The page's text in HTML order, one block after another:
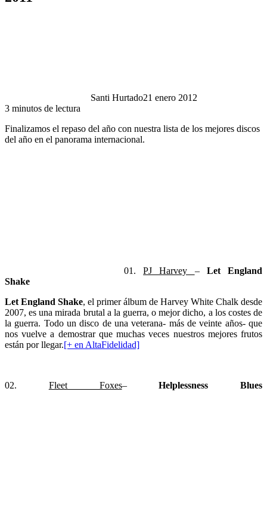
Santi Hurtado21 enero 2012
3 minutos de lectura
Finalizamos el repaso del año con nuestra lista de los mejores discos
del año en el panorama internacional.
01.PJ Harvey – Let England
Shake
Let England Shake, el primer álbum de Harvey White Chalk desde
2007, es una mirada brutal a la guerra, o mejor dicho, a los costes de
la guerra. Todo un disco de una veterana- más de veinte años- que
nos vuelve a demostrar que muchas veces nuestros mejores frutos
están por llegar.[+ en AltaFidelidad]
02. Fleet Foxes–Helplessness Blues